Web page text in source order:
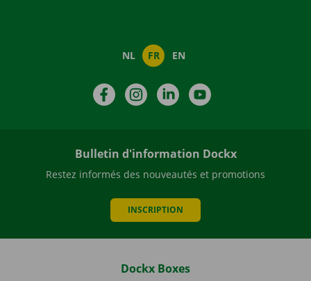
NL FR EN
FacebookInstagramLinkedIn
Bulletin d'information Dockx
Restez informés des nouveautés et promotions
INSCRIPTION
Dockx Boxes